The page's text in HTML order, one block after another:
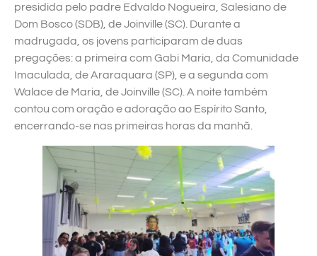
presidida pelo padre Edvaldo Nogueira, Salesiano de
Dom Bosco (SDB), de Joinville (SC). Durante a
madrugada, os jovens participaram de duas
pregações: a primeira com Gabi Maria, da Comunidade
Imaculada, de Araraquara (SP), e a segunda com
Walace de Maria, de Joinville (SC). A noite também
contou com oração e adoração ao Espírito Santo,
encerrando-se nas primeiras horas da manhã.